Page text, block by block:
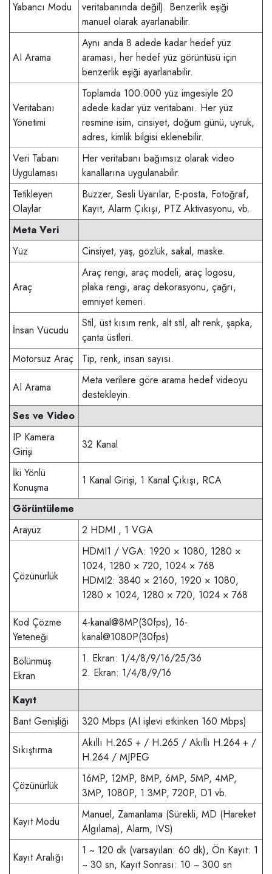
Yabancı Modu
veritabanında değil). Benzerlik eşiği
manuel olarak ayarlanabilir.
AI Arama
Aynı anda 8 adede kadar hedef yüz
araması, her hedef yüz görüntüsü için
benzerlik eşiği ayarlanabilir.
Veritabanı
Yönetimi
Toplamda 100.000 yüz imgesiyle 20
adede kadar yüz veritabanı. Her yüz
resmine isim, cinsiyet, doğum günü, uyruk,
adres, kimlik bilgisi eklenebilir.
Veri Tabanı
Uygulaması
Her veritabanı bağımsız olarak video
kanallarına uygulanabilir.
Tetikleyen
Olaylar
Buzzer, Sesli Uyarılar, E-posta, Fotoğraf,
Kayıt, Alarm Çıkışı, PTZ Aktivasyonu, vb.
Meta Veri
Yüz
Cinsiyet, yaş, gözlük, sakal, maske.
Araç
Araç rengi, araç modeli, araç logosu,
plaka rengi, araç dekorasyonu, çağrı,
emniyet kemeri.
İnsan Vücudu
Stil, üst kısım renk, alt stil, alt renk, şapka,
çanta üstleri.
Motorsuz Araç
Tip, renk, insan sayısı.
AI Arama
Meta verilere göre arama hedef videoyu
destekleyin.
Ses ve Video
IP Kamera
Girişi
32 Kanal
İki Yönlü
Konuşma
1 Kanal Girişi, 1 Kanal Çıkışı, RCA
Görüntüleme
Arayüz
2 HDMI , 1 VGA
Çözünürlük
HDMI1 / VGA: 1920 × 1080, 1280 ×
1024, 1280 × 720, 1024 × 768
HDMI2: 3840 × 2160, 1920 × 1080,
1280 × 1024, 1280 × 720, 1024 × 768
Kod Çözme
Yeteneği
4-kanal@8MP(30fps), 16-
kanal@1080P(30fps)
Bölünmüş
Ekran
1. Ekran: 1/4/8/9/16/25/36
2. Ekran: 1/4/8/9/16
Kayıt
Bant Genişliği
320 Mbps (AI işlevi etkinken 160 Mbps)
Sıkıştırma
Akıllı H.265 + / H.265 / Akıllı H.264 + /
H.264 / MJPEG
Çözünürlük
16MP, 12MP, 8MP, 6MP, 5MP, 4MP,
3MP, 1080P, 1.3MP, 720P, D1 vb.
Kayıt Modu
Manuel, Zamanlama (Sürekli, MD (Hareket
Algılama), Alarm, IVS)
Kayıt Aralığı
1 ~ 120 dk (varsayılan: 60 dk), Ön Kayıt: 1
~ 30 sn, Kayıt Sonrası: 10 ~ 300 sn